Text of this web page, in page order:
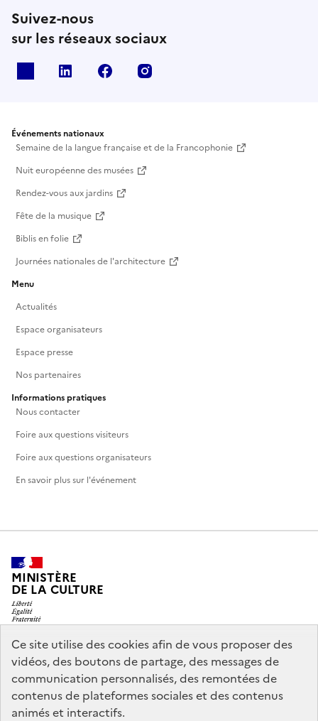
Ce site utilise des cookies afin de vous proposer des
vidéos, des boutons de partage, des messages de
communication personnalisés, des remontées de
contenus de plateformes sociales et des contenus
animés et interactifs.
Suivez-nous
sur les réseaux sociaux
Linkedin Facebook
Événements nationaux
Semaine de la langue française et de la Francophonie
Nuit européenne des musées
Rendez-vous aux jardins
Fête de la musique
Biblis en folie
Journées nationales de l'architecture
Menu
Actualités
Espace organisateurs
Espace presse
Nos partenaires
Informations pratiques
Nous contacter
Foire aux questions visiteurs
Foire aux questions organisateurs
En savoir plus sur l'événement
MINISTÈRE
DE LA CULTURE
legifrance.gouv.fr
info.gouv.fr
service-public.gouv.fr
data.gouv.fr